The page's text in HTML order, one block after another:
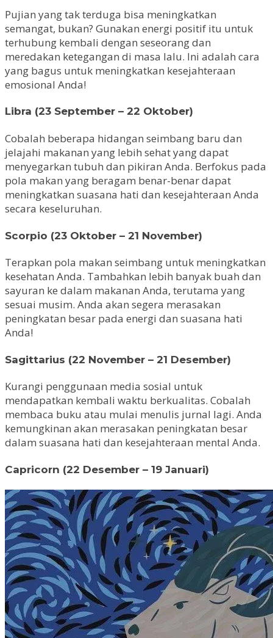
Pujian yang tak terduga bisa meningkatkan
semangat, bukan? Gunakan energi positif itu untuk
terhubung kembali dengan seseorang dan
meredakan ketegangan di masa lalu. Ini adalah cara
yang bagus untuk meningkatkan kesejahteraan
emosional Anda!
Libra (23 September – 22 Oktober)
Cobalah beberapa hidangan seimbang baru dan
jelajahi makanan yang lebih sehat yang dapat
menyegarkan tubuh dan pikiran Anda. Berfokus pada
pola makan yang beragam benar-benar dapat
meningkatkan suasana hati dan kesejahteraan Anda
secara keseluruhan.
Scorpio (23 Oktober – 21 November)
Terapkan pola makan seimbang untuk meningkatkan
kesehatan Anda. Tambahkan lebih banyak buah dan
sayuran ke dalam makanan Anda, terutama yang
sesuai musim. Anda akan segera merasakan
peningkatan besar pada energi dan suasana hati
Anda!
Sagittarius (22 November – 21 Desember)
Kurangi penggunaan media sosial untuk
mendapatkan kembali waktu berkualitas. Cobalah
membaca buku atau mulai menulis jurnal lagi. Anda
kemungkinan akan merasakan peningkatan besar
dalam suasana hati dan kesejahteraan mental Anda.
Capricorn (22 Desember – 19 Januari)